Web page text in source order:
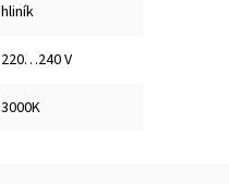
hliník
220…240 V
3000K